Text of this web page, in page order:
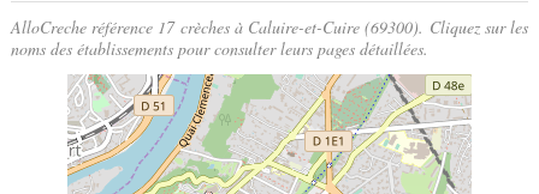
AlloCreche référence 17 crèches à Caluire-et-Cuire (69300). Cliquez sur les
noms des établissements pour consulter leurs pages détaillées.